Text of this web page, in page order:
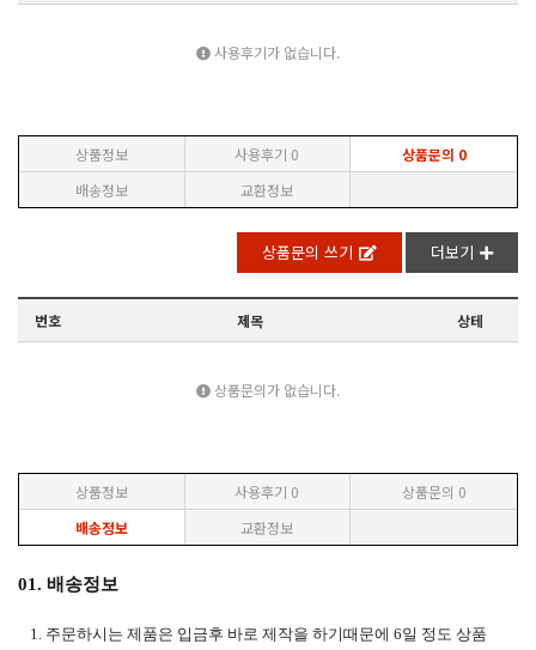
사용후기가 없습니다.
상품정보 사용후기 0 상품문의 0
배송정보
교환정보
상품문의 쓰기 더보기
번호 제목 상테
상품문의가 없습니다.
상품정보 사용후기 0 상품문의 0
배송정보
교환정보
01. 배송정보
1. 주문하시는 제품은 입금후 바로 제작을 하기때문에 6일 정도 상품